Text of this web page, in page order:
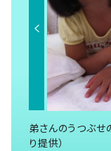
弟さんのうつぶ
り提供）